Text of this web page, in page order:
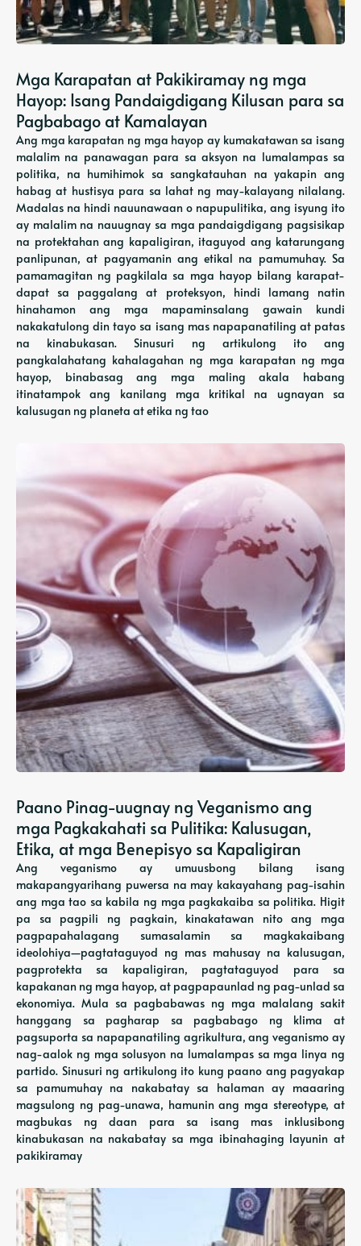
Mga Karapatan at Pakikiramay ng mga
Hayop: Isang Pandaigdigang Kilusan para sa
Pagbabago at Kamalayan
Ang mga karapatan ng mga hayop ay kumakatawan sa isang
malalim na panawagan para sa aksyon na lumalampas sa
politika, na humihimok sa sangkatauhan na yakapin ang
habag at hustisya para sa lahat ng may-kalayang nilalang.
Madalas na hindi nauunawaan o napupulitika, ang isyung ito
ay malalim na nauugnay sa mga pandaigdigang pagsisikap
na protektahan ang kapaligiran, itaguyod ang katarungang
panlipunan, at pagyamanin ang etikal na pamumuhay. Sa
pamamagitan ng pagkilala sa mga hayop bilang karapat-
dapat sa paggalang at proteksyon, hindi lamang natin
hinahamon ang mga mapaminsalang gawain kundi
nakakatulong din tayo sa isang mas napapanatiling at patas
na kinabukasan. Sinusuri ng artikulong ito ang
pangkalahatang kahalagahan ng mga karapatan ng mga
hayop, binabasag ang mga maling akala habang
itinatampok ang kanilang mga kritikal na ugnayan sa
kalusugan ng planeta at etika ng tao
Paano Pinag-uugnay ng Veganismo ang
mga Pagkakahati sa Pulitika: Kalusugan,
Etika, at mga Benepisyo sa Kapaligiran
Ang veganismo ay umuusbong bilang isang
makapangyarihang puwersa na may kakayahang pag-isahin
ang mga tao sa kabila ng mga pagkakaiba sa politika. Higit
pa sa pagpili ng pagkain, kinakatawan nito ang mga
pagpapahalagang sumasalamin sa magkakaibang
ideolohiya—pagtataguyod ng mas mahusay na kalusugan,
pagprotekta sa kapaligiran, pagtataguyod para sa
kapakanan ng mga hayop, at pagpapaunlad ng pag-unlad sa
ekonomiya. Mula sa pagbabawas ng mga malalang sakit
hanggang sa pagharap sa pagbabago ng klima at
pagsuporta sa napapanatiling agrikultura, ang veganismo ay
nag-aalok ng mga solusyon na lumalampas sa mga linya ng
partido. Sinusuri ng artikulong ito kung paano ang pagyakap
sa pamumuhay na nakabatay sa halaman ay maaaring
magsulong ng pag-unawa, hamunin ang mga stereotype, at
magbukas ng daan para sa isang mas inklusibong
kinabukasan na nakabatay sa mga ibinahaging layunin at
pakikiramay